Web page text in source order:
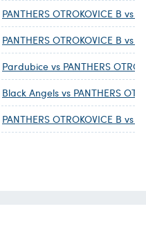
PANTHERS OTROKOVICE B vs
PANTHERS OTROKOVICE B vs
Pardubice vs PANTHERS
Black Angels vs PANTHERS
PANTHERS OTROKOVICE B vs